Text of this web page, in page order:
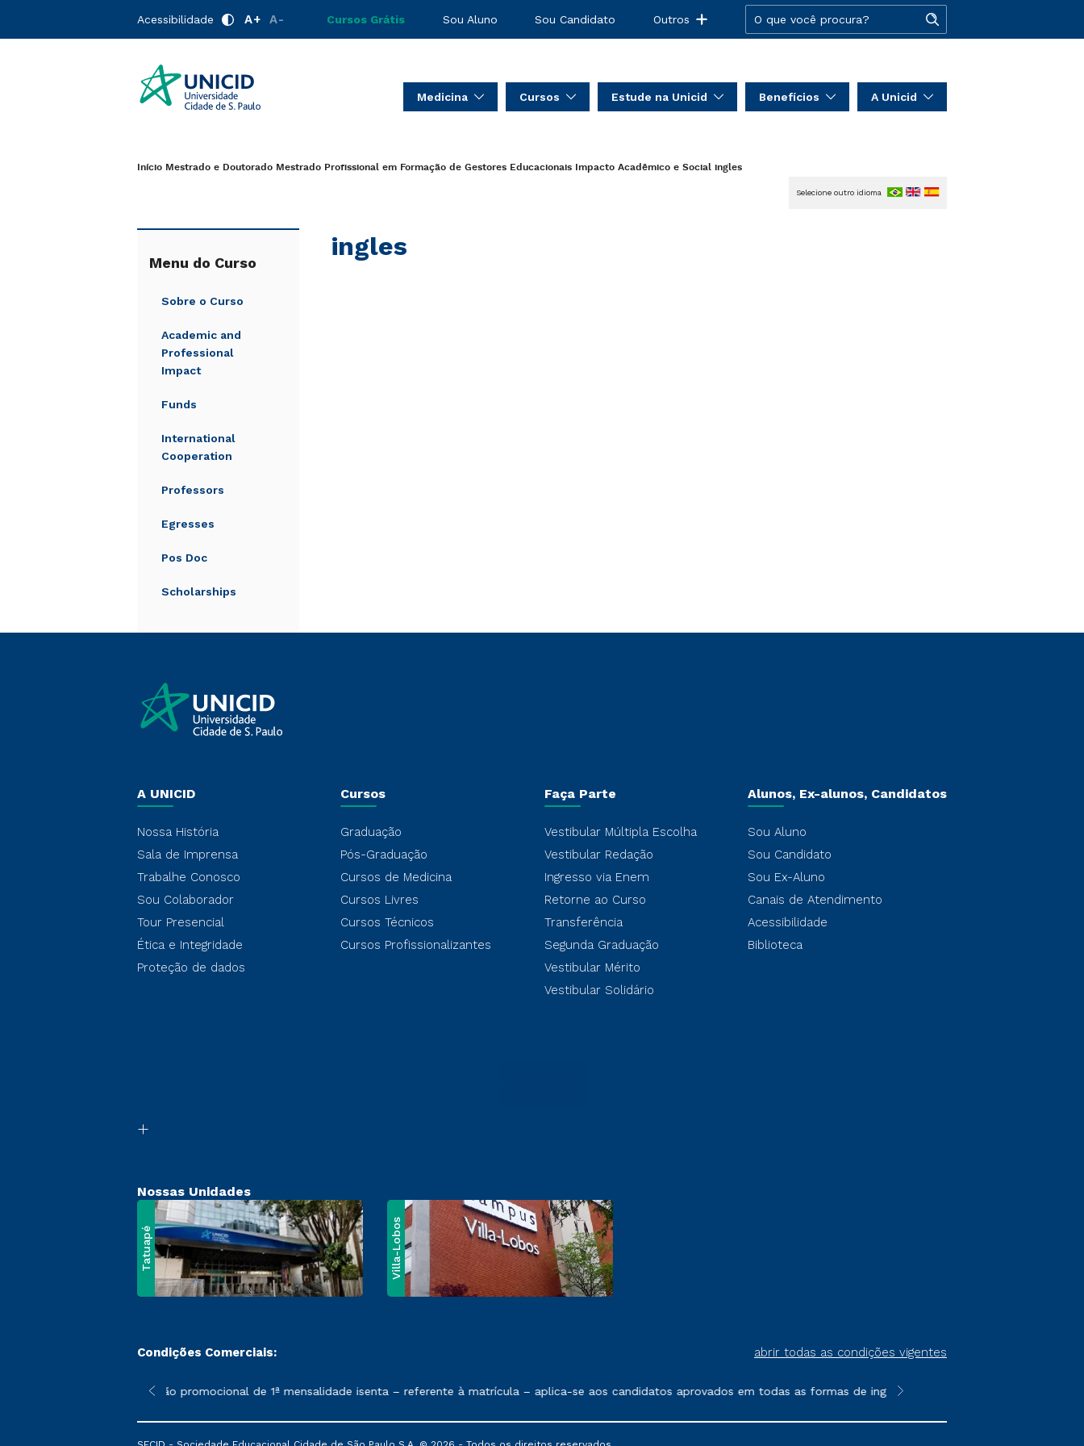
Acessibilidade A+ A- Cursos Grátis Sou Aluno Sou Candidato Outros
Medicina Cursos Estude na Unicid Benefícios A Unicid
Início Mestrado e Doutorado Mestrado Profissional em Formação de Gestores Educacionais Impacto Acadêmico e Social ingles
Menu do Curso
Sobre o Curso
Academic and
Professional
Impact
Funds
International
Cooperation
Professors
Egresses
Pos Doc
Scholarships
ingles
Selecione outro idioma
A UNICID
Nossa História
Sala de Imprensa
Trabalhe Conosco
Sou Colaborador
Tour Presencial
Ética e Integridade
Proteção de dados
Cursos
Graduação
Pós-Graduação
Cursos de Medicina
Cursos Livres
Cursos Técnicos
Cursos Profissionalizantes
Faça Parte
Vestibular Múltipla Escolha
Vestibular Redação
Ingresso via Enem
Retorne ao Curso
Transferência
Segunda Graduação
Vestibular Mérito
Vestibular Solidário
Alunos, Ex-alunos, Candidatos
Sou Aluno
Sou Candidato
Sou Ex-Aluno
Canais de Atendimento
Acessibilidade
Biblioteca
Nossas Unidades
Tatuapé Villa-Lobos
Condições Comerciais: abrir todas as condições vigentes
sofrer alterações nos períodos de rematrícula conforme exposto no contrato de prestação de serviços
*A condição promocional de 1ª mensalidade isenta – referente à matrícula – aplica-se aos candidatos aprovados em todas as formas de ingresso, exceto na prova on-line ou
**Semipresencial é um formato do